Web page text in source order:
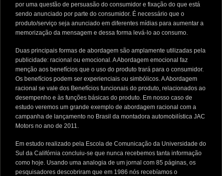
por uma questão de persuasão do consumidor e fixação do que está
sendo anunciado por parte do consumidor. É necessário que o
produto/serviço seja anunciado em diferentes mídias para aumentar a
memorização da mensagem e dessa forma levá-lo ao consumo.
Duas principais formas de abordagem são amplamente utilizadas pela
publicidade: racional ou emocional. A Abordagem emocional faz
menção aos benefícios que o uso do produto trará para o consumidor.
Os benefícios podem ser experienciais ou simbólicos. A Abordagem
racional se vale dos Benefícios funcionais do produto, relacionados ao
desempenho e às funções básicas do produto. Em nosso caso de
estudo veremos um grande exemplo de abordagem racional com a
campanha de lançamento no Brasil da montadora automobilística JAC
Motors no ano de 2011.
Em estudo realizado pela Escola de Comunicação da Universidade do
Sul da Califórnia concluiu-se que nunca recebemos tanta informação
como hoje. Usando uma analogia de um jornal com 85 páginas, os
pesquisadores descobriram que em 1986 nós recebíamos o